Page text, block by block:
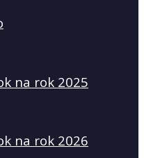
na rok 2025
na rok 2026